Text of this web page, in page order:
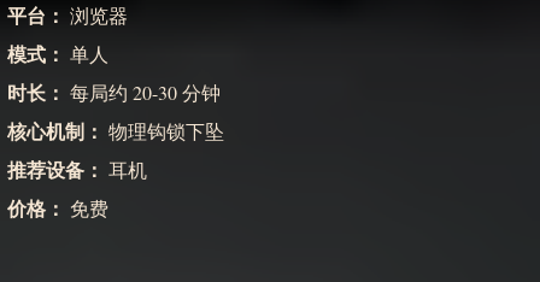
平台： 浏览器
模式： 单人
时长： 每局约 20-30 分钟
核心机制： 物理钩锁下坠
推荐设备： 耳机
价格： 免费